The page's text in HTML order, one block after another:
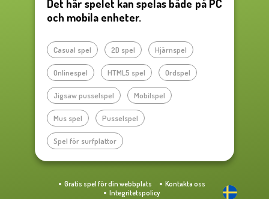
Det här spelet kan spelas både på PC
och mobila enheter.
Casual spel 2D spel Hjärnspel
Onlinespel HTML5 spel Ordspel
Jigsaw pusselspel Mobilspel
Mus spel Pusselspel
Spel för surfplattor
Gratis spel för din webbplats
Kontakta oss
Integritetspolicy